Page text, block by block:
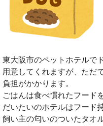
東大阪市のペットホテルで
用意してくれますが、ただ
負担がかかります。
ごはんは食べ慣れたフード
だいたいのホテルはフード
飼い主の匂いのついたタオ